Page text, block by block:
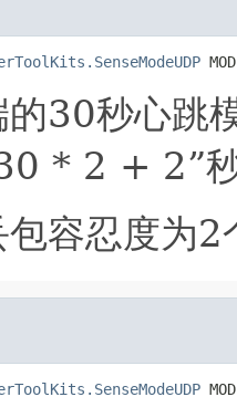
30秒心跳
* 2 + 2”
容忍度为2